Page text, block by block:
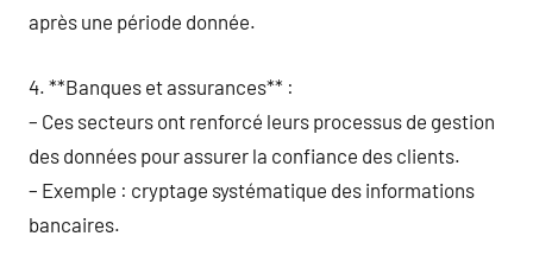
après une période donnée.
4. **Banques et assurances** :
– Ces secteurs ont renforcé leurs processus de gestion
des données pour assurer la confiance des clients.
– Exemple : cryptage systématique des informations
bancaires.